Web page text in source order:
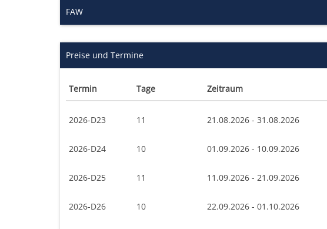
FAW
Preise und Termine
Termin Tage Zeitraum
2026-D23 11 21.08.2026 - 31.08.2026
2026-D24 10 01.09.2026 - 10.09.2026
2026-D25 11 11.09.2026 - 21.09.2026
2026-D26 10 22.09.2026 - 01.10.2026